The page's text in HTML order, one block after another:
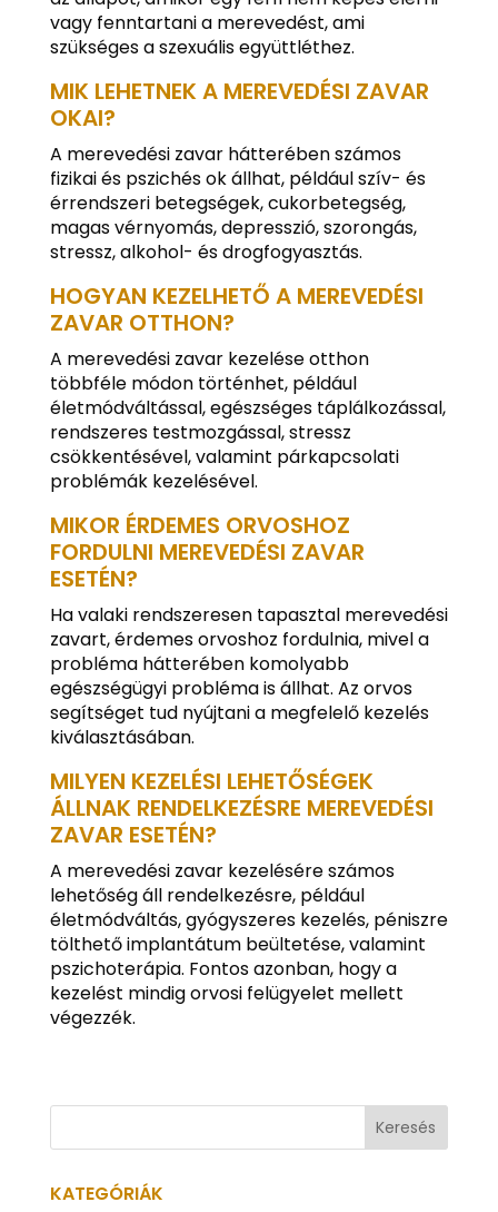
vagy fenntartani a merevedést, ami
szükséges a szexuális együttléthez.
MIK LEHETNEK A MEREVEDÉSI ZAVAR
OKAI?
A merevedési zavar hátterében számos
fizikai és pszichés ok állhat, például szív- és
érrendszeri betegségek, cukorbetegség,
magas vérnyomás, depresszió, szorongás,
stressz, alkohol- és drogfogyasztás.
HOGYAN KEZELHETŐ A MEREVEDÉSI
ZAVAR OTTHON?
A merevedési zavar kezelése otthon
többféle módon történhet, például
életmódváltással, egészséges táplálkozással,
rendszeres testmozgással, stressz
csökkentésével, valamint párkapcsolati
problémák kezelésével.
MIKOR ÉRDEMES ORVOSHOZ
FORDULNI MEREVEDÉSI ZAVAR
ESETÉN?
Ha valaki rendszeresen tapasztal merevedési
zavart, érdemes orvoshoz fordulnia, mivel a
probléma hátterében komolyabb
egészségügyi probléma is állhat. Az orvos
segítséget tud nyújtani a megfelelő kezelés
kiválasztásában.
MILYEN KEZELÉSI LEHETŐSÉGEK
ÁLLNAK RENDELKEZÉSRE MEREVEDÉSI
ZAVAR ESETÉN?
A merevedési zavar kezelésére számos
lehetőség áll rendelkezésre, például
életmódváltás, gyógyszeres kezelés, péniszre
tölthető implantátum beültetése, valamint
pszichoterápia. Fontos azonban, hogy a
kezelést mindig orvosi felügyelet mellett
végezzék.
KATEGÓRIÁK